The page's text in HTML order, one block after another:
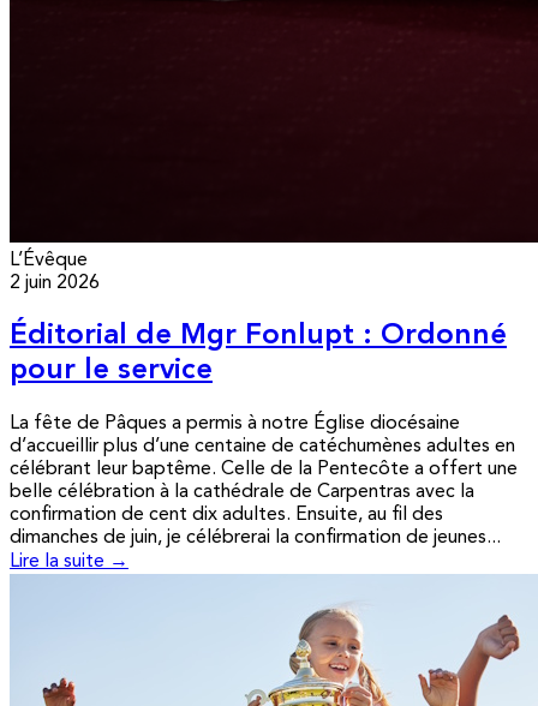
L’Évêque
2 juin 2026
Éditorial de Mgr Fonlupt : Ordonné
pour le service
La fête de Pâques a permis à notre Église diocésaine
d’accueillir plus d’une centaine de catéchumènes adultes en
célébrant leur baptême. Celle de la Pentecôte a offert une
belle célébration à la cathédrale de Carpentras avec la
confirmation de cent dix adultes. Ensuite, au fil des
dimanches de juin, je célébrerai la confirmation de jeunes...
Lire la suite →